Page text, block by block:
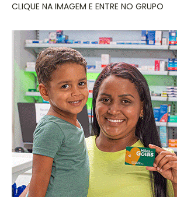
CLIQUE NA IMAGEM E ENTRE NO GRUPO